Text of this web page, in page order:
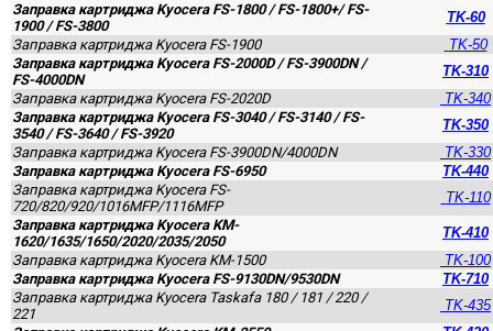
Заправка картриджа Kyocera FS-1800 / FS-1800+/ FS-
1900 / FS-3800
TK-60
Заправка картриджа Kyocera FS-1900
TK-50
Заправка картриджа Kyocera FS-2000D / FS-3900DN /
FS-4000DN
TK-310
Заправка картриджа Kyocera FS-2020D
TK-340
Заправка картриджа Kyocera FS-3040 / FS-3140 / FS-
3540 / FS-3640 / FS-3920
TK-350
Заправка картриджа Kyocera FS-3900DN/4000DN
TK-330
Заправка картриджа Kyocera FS-6950
TK-440
Заправка картриджа Kyocera FS-
720/820/920/1016MFP/1116MFP
TK-110
Заправка картриджа Kyocera KM-
1620/1635/1650/2020/2035/2050
TK-410
Заправка картриджа Kyocera KM-1500
TK-100
Заправка картриджа Kyocera FS-9130DN/9530DN
TK-710
Заправка картриджа Kyocera Taskafa 180 / 181 / 220 /
221
TK-435